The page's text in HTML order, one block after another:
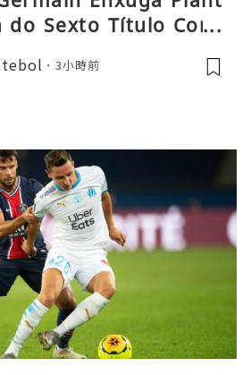
do Sexto Título Cons
3小時前